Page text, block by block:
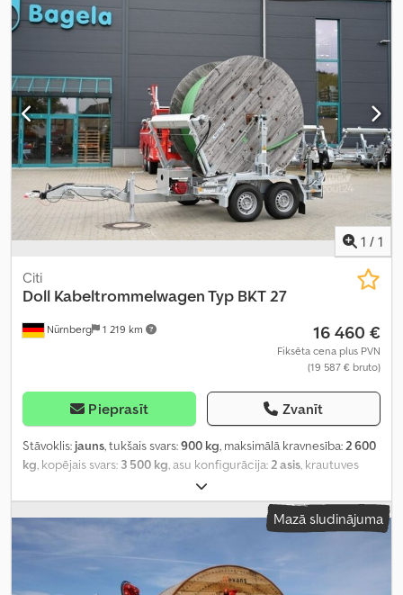
stabilitātes programma (ESP), kvēpu filtrs
1 / 1
Nürnberg 1 219 km
Citi
Doll Kabeltrommelwagen Typ BKT 27
16 460 €
Fiksēta cena plus PVN
(19 587 € bruto)
Pieprasīt Zvanīt
Stāvoklis: jauns, tukšais svars:900 kg, maksimālā kravnesība:2 600
kg, kopējais svars: 3 500 kg, asu konfigurācija:2 asis, krautuves
, iekraušanas vietas platums:
iekraušanas telpas augstums:1 800 mm, riepas izmērs:195r14c,
krāsa:sudraba, Ražošanas gads:2024, Mazā sludinājuma